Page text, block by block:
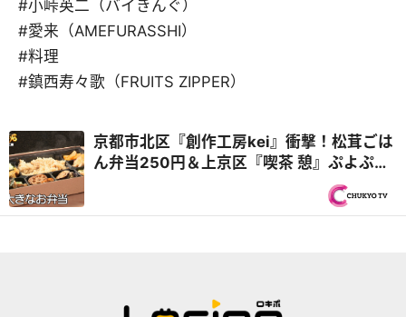
#小峠英二（バイきんぐ）
#愛来（AMEFURASSHI）
#料理
#鎮西寿々歌（FRUITS ZIPPER）
京都市北区『創作工房kei』衝撃！松茸ごは
ん弁当250円＆上京区『喫茶 憩』ぷよぷよ
卵のオムレツカレー再び！秋の京都 2,000